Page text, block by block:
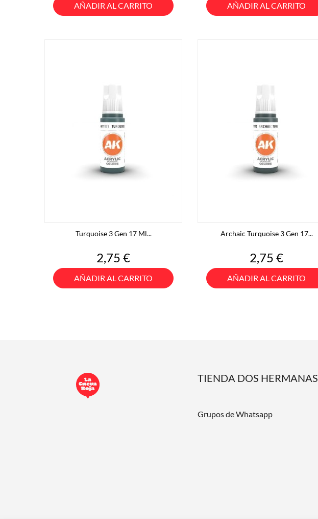
AÑADIR AL CARRITO AÑADIR AL CARRITO
Turquoise 3 Gen 17 Ml...
Precio
2,75 €
AÑADIR AL CARRITO
Archaic Turquoise 3 Gen 17...
Precio
2,75 €
AÑADIR AL CARRITO
TIENDA DOS HERMANAS
Grupos de Whatsapp